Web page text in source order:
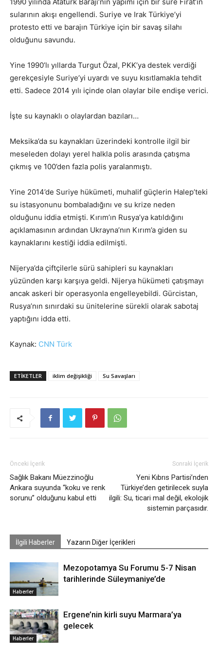
1990 yılında Atatürk Barajı’nın yapımı için bir süre Fırat’ın
sularının akışı engellendi. Suriye ve Irak Türkiye’yi
protesto etti ve barajın Türkiye için bir savaş silahı
olduğunu savundu.
Yine 1990’lı yıllarda Turgut Özal, PKK’ya destek verdiği
gerekçesiyle Suriye’yi uyardı ve suyu kısıtlamakla tehdit
etti. Sadece 2014 yılı içinde olan olaylar bile endişe verici.
İşte su kaynaklı o olaylardan bazıları…
Meksika’da su kaynakları üzerindeki kontrolle ilgil bir
meseleden dolayı yerel halkla polis arasında çatışma
çıkmış ve 100’den fazla polis yaralanmıştı.
Yine 2014’de Suriye hükümeti, muhalif güçlerin Halep’teki
su istasyonunu bombaladığını ve su krize neden
olduğunu iddia etmişti. Kırım’ın Rusya’ya katıldığını
açıklamasının ardından Ukrayna’nın Kırım’a giden su
kaynaklarını kestiği iddia edilmişti.
Nijerya’da çiftçilerle sürü sahipleri su kaynakları
yüzünden karşı karşıya geldi. Nijerya hükümeti çatışmayı
ancak askeri bir operasyonla engelleyebildi. Gürcistan,
Rusya’nın sınırdaki su ünitelerine sürekli olarak sabotaj
yaptığını idda etti.
Kaynak: CNN Türk
ETIKETLER iklim değişikliği Su Savaşları
Önceki İçerik
Sağlık Bakanı Müezzinoğlu
Ankara suyunda “koku ve renk
sorunu” olduğunu kabul etti
Sonraki İçerik
Yeni Kıbrıs Partisi’nden
Türkiye’den getirilecek suyla
ilgili: Su, ticari mal değil, ekolojik
sistemin parçasıdır.
İlgili Haberler Yazarın Diğer İçerikleri
Haberler
Mezopotamya Su Forumu 5-7 Nisan
tarihlerinde Süleymaniye’de
Haberler
Ergene’nin kirli suyu Marmara’ya
gelecek